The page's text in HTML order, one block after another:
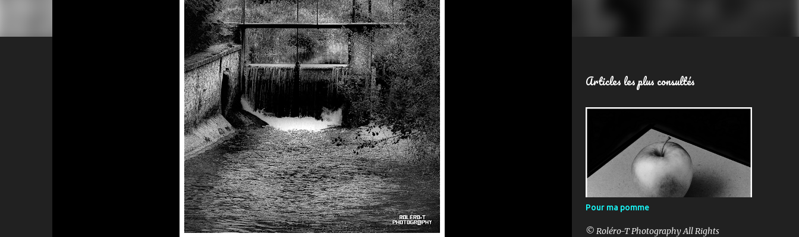
Articles les plus consultés
Pour ma pomme
© Roléro-T Photography All Rights